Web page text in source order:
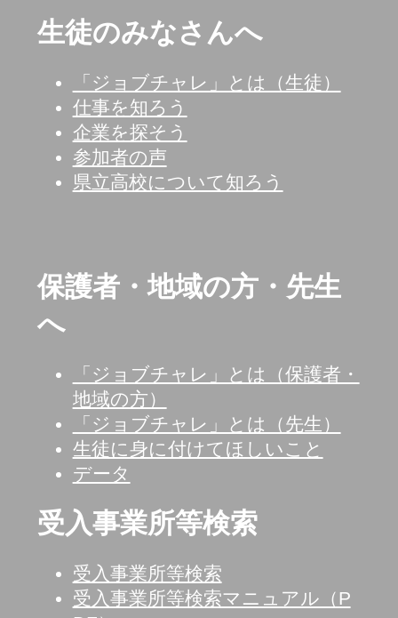
生徒のみなさんへ
「ジョブチャレ」とは（生徒）
仕事を知ろう
企業を探そう
参加者の声
県立高校について知ろう
保護者・地域の方・先生
へ
「ジョブチャレ」とは（保護者・
地域の方）
「ジョブチャレ」とは（先生）
生徒に身に付けてほしいこと
データ
受入事業所等検索
受入事業所等検索
受入事業所等検索マニュアル（P